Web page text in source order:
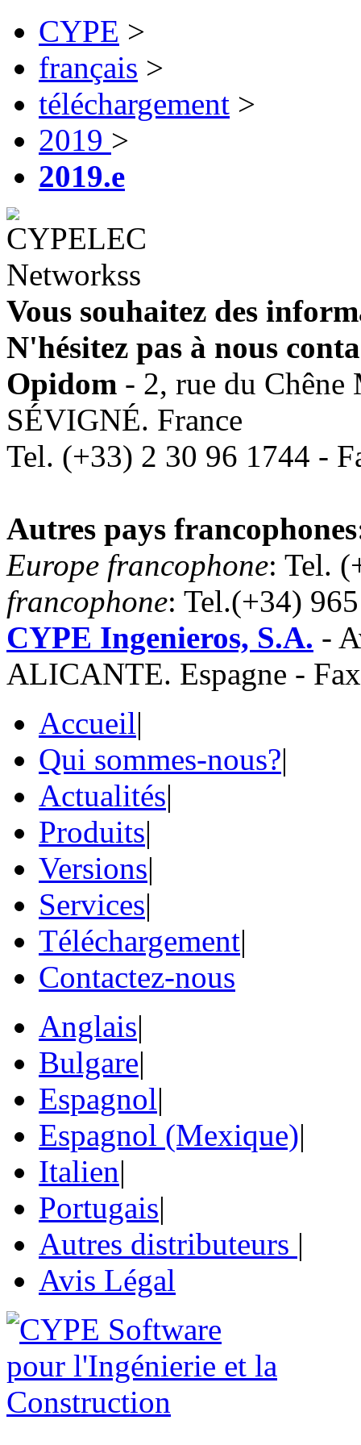
CYPE >
français >
téléchargement >
2019 >
2019.e
Vous souhaitez des
N'hésitez pas à nous
Opidom - 2, rue du Chêne
SÉVIGNÉ. France
Tel. (+33) 2 30 96 1744 -
Autres pays
Europe francophone: Tel.
francophone: Tel.(+34)
CYPE Ingenieros, S.A. -
ALICANTE. Espagne -
Accueil|
Qui sommes-nous?|
Actualités|
Produits|
Versions|
Services|
Téléchargement|
Contactez-nous
Anglais|
Bulgare|
Espagnol|
Espagnol (Mexique)|
Italien|
Portugais|
Autres distributeurs |
Avis Légal